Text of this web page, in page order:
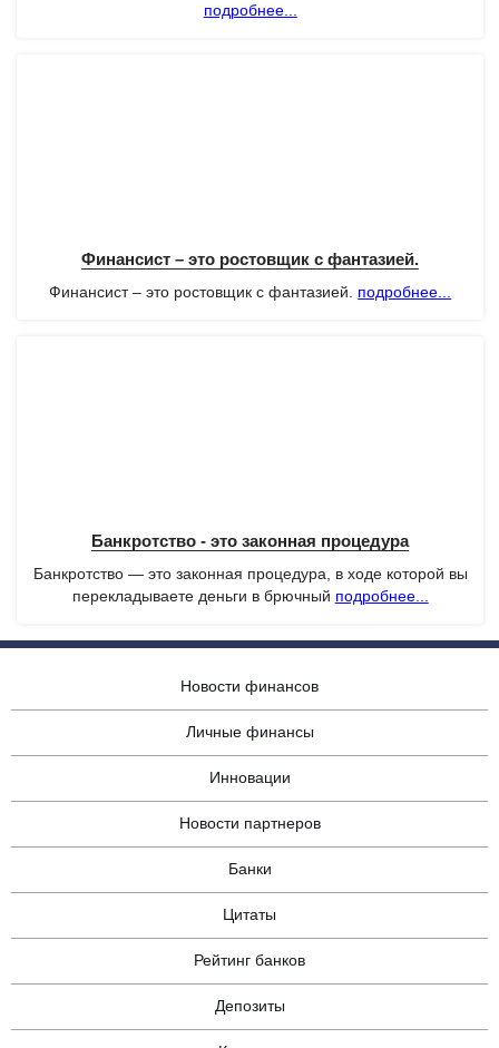
подробнее...
Финансист – это ростовщик с фантазией.
Финансист – это ростовщик с фантазией. подробнее...
Банкротство - это законная процедура
Банкротство — это законная процедура, в ходе которой вы
перекладываете деньги в брючный подробнее...
Новости финансов
Личные финансы
Инновации
Новости партнеров
Банки
Цитаты
Рейтинг банков
Депозиты